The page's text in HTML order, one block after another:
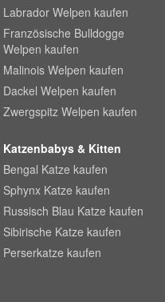
Labrador Welpen kaufen
Französische Bulldogge
Welpen kaufen
Malinois Welpen kaufen
Dackel Welpen kaufen
Zwergspitz Welpen kaufen
Katzenbabys & Kitten
Bengal Katze kaufen
Sphynx Katze kaufen
Russisch Blau Katze kaufen
Sibirische Katze kaufen
Perserkatze kaufen